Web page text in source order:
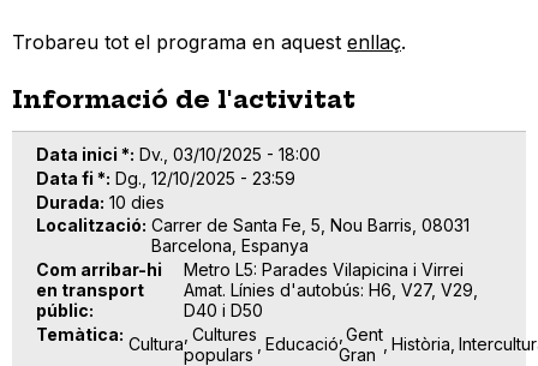
Trobareu tot el programa en aquest enllaç.
Informació de l'activitat
Data inici * Dv., 03/10/2025 - 18:00
Data fi * Dg., 12/10/2025 - 23:59
Durada 10 dies
Localització Carrer de Santa Fe, 5, Nou Barris, 08031
Barcelona, Espanya
Com arribar-hi
en transport
públic
Metro L5: Parades Vilapicina i Virrei
Amat. Línies d'autobús: H6, V27, V29,
D40 i D50
Temàtica Cultura Cultures
populars
Educació Gent
Gran
Història